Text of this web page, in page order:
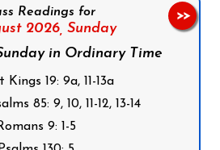
Readings for
2026, Sunday
in Ordinary Time
Kings 19: 9a, 11-13a
85: 9, 10, 11-12, 13-14
9: 1-5
>>